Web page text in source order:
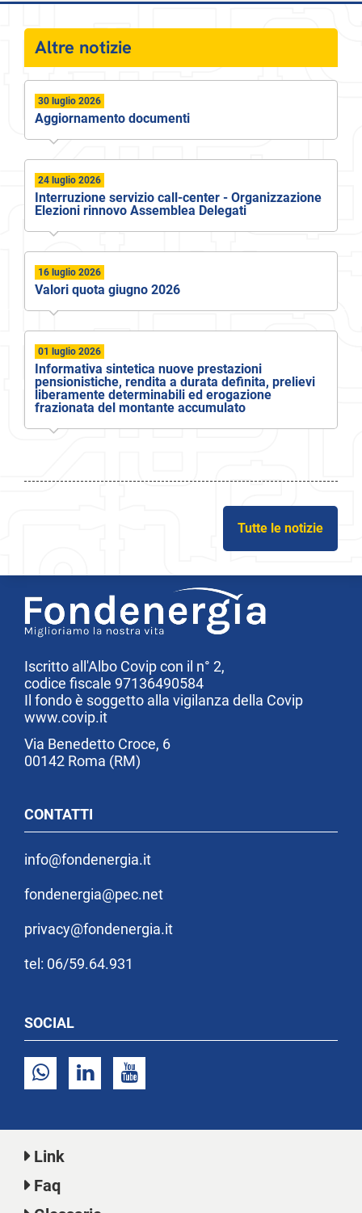
Altre notizie
30 luglio 2026
Aggiornamento documenti
24 luglio 2026
Interruzione servizio call-center - Organizzazione
Elezioni rinnovo Assemblea Delegati
16 luglio 2026
Valori quota giugno 2026
01 luglio 2026
Informativa sintetica nuove prestazioni
pensionistiche, rendita a durata definita, prelievi
liberamente determinabili ed erogazione
frazionata del montante accumulato
Tutte le notizie
Iscritto all'Albo Covip con il n° 2,
codice fiscale 97136490584
Il fondo è soggetto alla vigilanza della Covip
www.covip.it
Via Benedetto Croce, 6
00142 Roma (RM)
CONTATTI
info@fondenergia.it
fondenergia@pec.net
privacy@fondenergia.it
tel: 06/59.64.931
SOCIAL
Link
Faq